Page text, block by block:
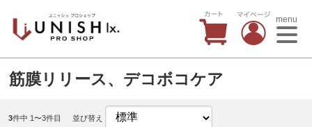
menu
筋膜リリース、デコボコケア
3件中 1〜3件目 並び替え